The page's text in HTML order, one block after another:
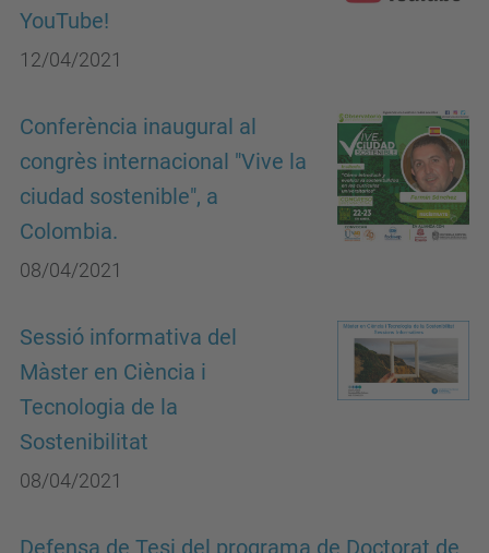
YouTube!
12/04/2021
Conferència inaugural al
congrès internacional "Vive la
ciudad sostenible", a
Colombia.
08/04/2021
Sessió informativa del
Màster en Ciència i
Tecnologia de la
Sostenibilitat
08/04/2021